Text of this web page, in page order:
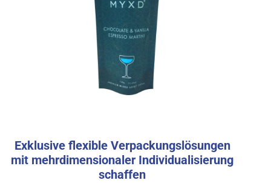
Exklusive flexible Verpackungslösungen
mit mehrdimensionaler Individualisierung
schaffen